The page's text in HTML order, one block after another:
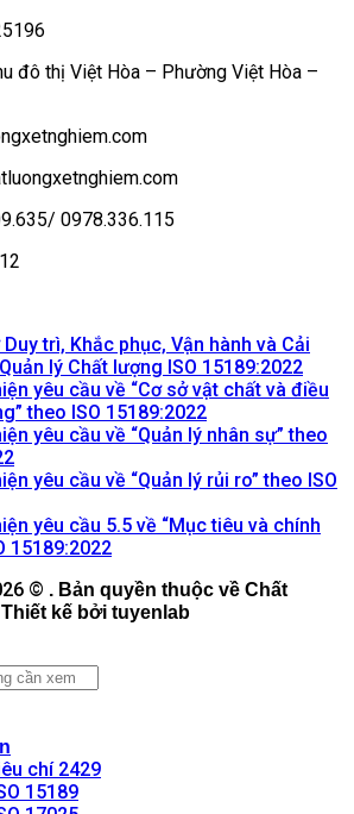
đô thị Việt Hòa – Phường Việt Hòa –
0978.336.115
trì, Khắc phục, Vận hành và Cải
lý Chất lượng ISO 15189:2022
có
luận
Dịch
Hỗ
yêu cầu về “Cơ sở vật chất và điều
theo ISO 15189:2022
có
luận
Hiểu
hiện
yêu cầu về “Quản lý nhân sự” theo
có
luận
ở
và
thực
cầu
nhân
sự”
yêu cầu về “Quản lý rủi ro” theo ISO
yêu cầu 5.5 về “Mục tiêu và chính
15189:2022
bình
luận
© . Bản quyền thuộc về Chất
kế bởi tuyenlab
chí 2429
15189